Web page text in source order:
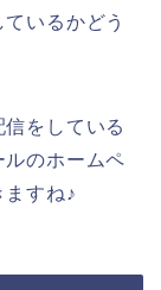
いるかどう
をしている
のホームペ
すね♪